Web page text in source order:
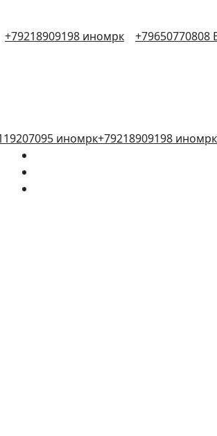
+79218909198 иномрк +79650770808
иномрк+79218909198 иномрк